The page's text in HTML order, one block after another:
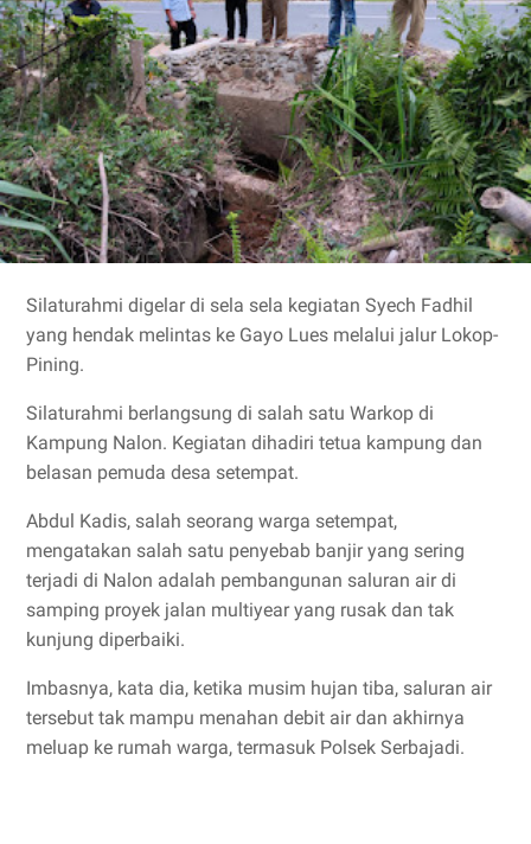
Silaturahmi digelar di sela sela kegiatan Syech Fadhil
yang hendak melintas ke Gayo Lues melalui jalur Lokop-
Pining.
Silaturahmi berlangsung di salah satu Warkop di
Kampung Nalon. Kegiatan dihadiri tetua kampung dan
belasan pemuda desa setempat.
Abdul Kadis, salah seorang warga setempat,
mengatakan salah satu penyebab banjir yang sering
terjadi di Nalon adalah pembangunan saluran air di
samping proyek jalan multiyear yang rusak dan tak
kunjung diperbaiki.
Imbasnya, kata dia, ketika musim hujan tiba, saluran air
tersebut tak mampu menahan debit air dan akhirnya
meluap ke rumah warga, termasuk Polsek Serbajadi.